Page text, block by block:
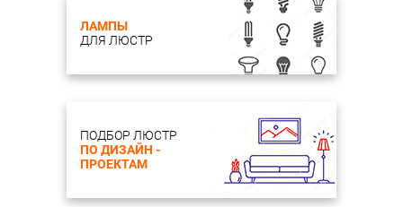
ЛАМПЫ
ДЛЯ ЛЮСТР
ПОДБОР ЛЮСТР
ПО ДИЗАЙН -
ПРОЕКТАМ